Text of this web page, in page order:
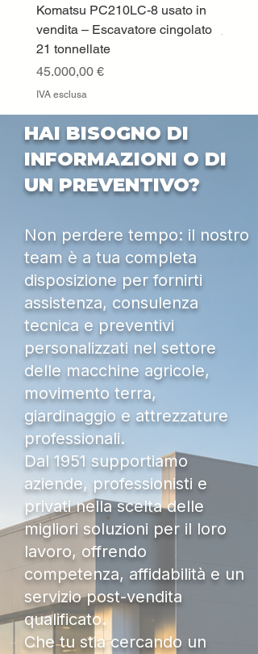
Komatsu PC210LC-8 usato in
vendita – Escavatore cingolato
21 tonnellate
Prezzo
45.000,00 €
IVA esclusa
Prezzo
HAI BISOGNO DI
INFORMAZIONI O DI
UN PREVENTIVO?
Non perdere tempo: il nostro
team è a tua completa
disposizione per fornirti
assistenza, consulenza
tecnica e preventivi
personalizzati nel settore
delle macchine agricole,
movimento terra,
giardinaggio e attrezzature
professionali.
Dal 1951 supportiamo
aziende, professionisti e
privati nella scelta delle
migliori soluzioni per il loro
lavoro, offrendo
competenza, affidabilità e un
servizio post-vendita
qualificato.
Che tu stia cercando un